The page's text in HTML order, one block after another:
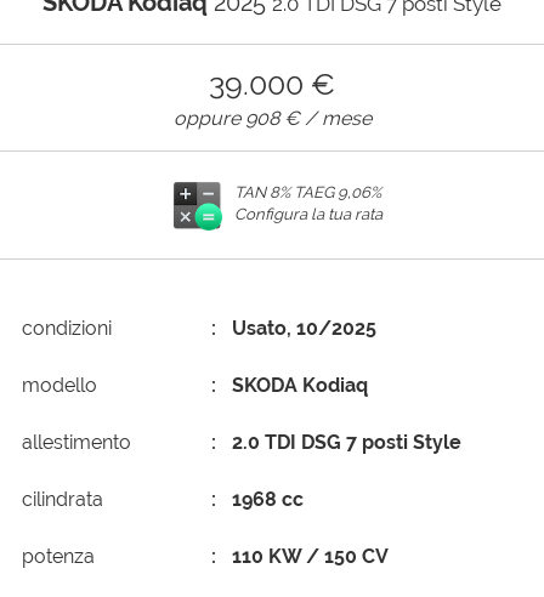
39.000 €
oppure 908 €/ mese
TAN 8% TAEG 9,06%
Configura la tua rata
condizioni Usato, 10/2025
modello SKODA Kodiaq
allestimento 2.0 TDI DSG 7 posti Style
cilindrata 1968 cc
potenza 110 KW / 150 CV